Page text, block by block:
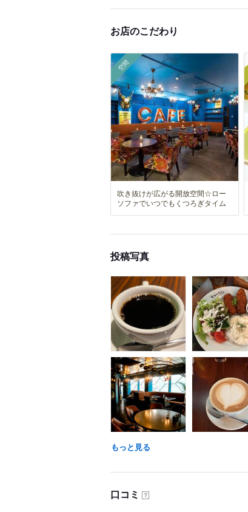
お店のこだわり
空間
吹き抜けが広がる開放空間☆ロー
ソファでいつでもくつろぎタイム
投稿写真
もっと見る
口コミ ？